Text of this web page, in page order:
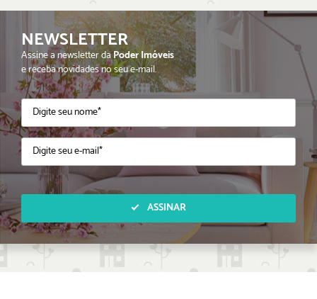
ENVIAR
NEWSLETTER
Assine a newsletter daPoder Imóveis
e receba novidades no seu e-mail.
ASSINAR